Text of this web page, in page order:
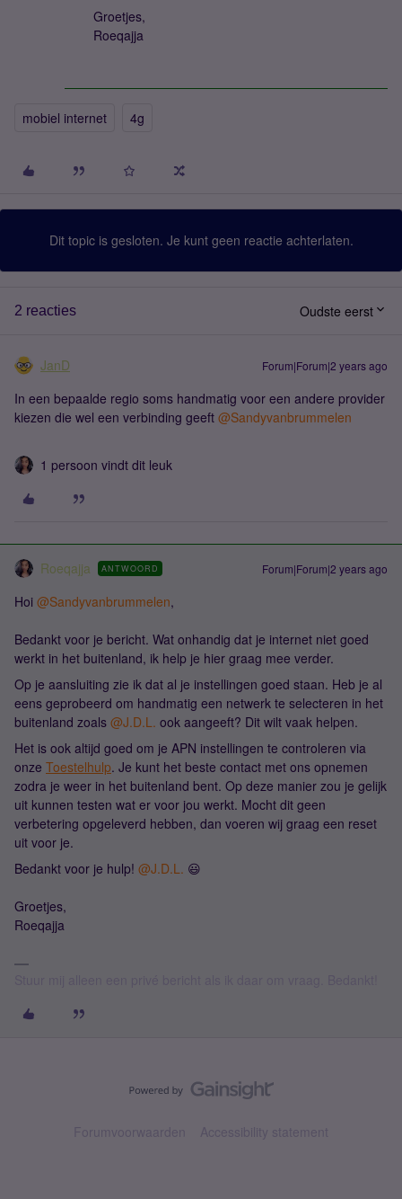
Groetjes,
Roeqajja
mobiel internet 4g
Dit topic is gesloten. Je kunt geen reactie achterlaten.
2 reacties Oudste eerst
JanD Forum|Forum|2 years ago
In een bepaalde regio soms handmatig voor een andere provider
kiezen die wel een verbinding geeft @Sandyvanbrummelen
1 persoon vindt dit leuk
Roeqajja ANTWOORD Forum|Forum|2 years ago
Hoi @Sandyvanbrummelen,
Bedankt voor je bericht. Wat onhandig dat je internet niet goed
werkt in het buitenland, ik help je hier graag mee verder.
Op je aansluiting zie ik dat al je instellingen goed staan. Heb je al
eens geprobeerd om handmatig een netwerk te selecteren in het
buitenland zoals @J.D.L. ook aangeeft? Dit wilt vaak helpen.
Het is ook altijd goed om je APN instellingen te controleren via
onze Toestelhulp. Je kunt het beste contact met ons opnemen
zodra je weer in het buitenland bent. Op deze manier zou je gelijk
uit kunnen testen wat er voor jou werkt. Mocht dit geen
verbetering opgeleverd hebben, dan voeren wij graag een reset
uit voor je.
Bedankt voor je hulp! @J.D.L. 😃
Groetjes,
Roeqajja
Forumvoorwaarden Accessibility statement